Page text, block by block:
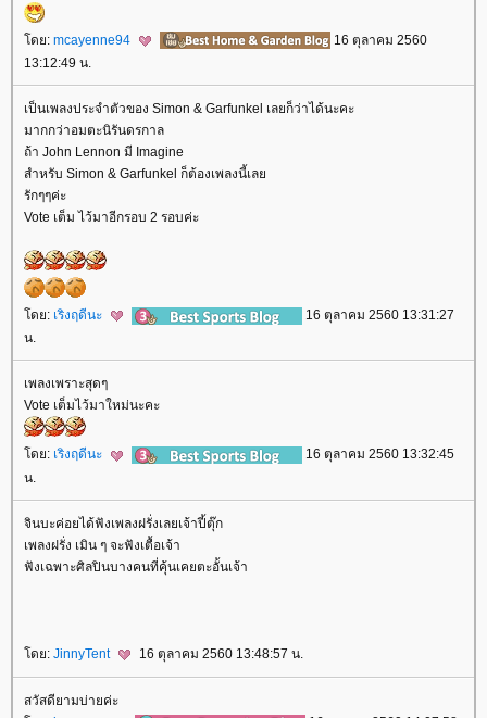
ดย: mcayenne94
16 ตุลาคม 2560
13:12:49 น.
เป็นเพลงประจำตัวของ Simon & Garfunkel เลยก็ว่าได้นะคะ
มากกว่าอมตะนิรันดรกาล
ถ้า John Lennon มี Imagine
สำหรับ Simon & Garfunkel ก็ต้องเพลงนี้เล
รักๆๆค่ะ
Vote เต็ม ไว้มาอีกรอบ 2 รอบค่ะ
ดย: เริงฤดีนะ
16 ตุลาคม 2560 13:31:27
น.
เพลงเพราะสุดๆ
Vote เต็มไว้มาใหม่นะคะ
ดย: เริงฤดีนะ
16 ตุลาคม 2560 13:32:45
น.
จินบะค่อยได้ฟังเพลงฝรั่งเลยเจ้าปี้ตุ๊ก
เพลงฝรั่ง เมิน ๆ จะฟังเตื้อเจ้า
ฟังเฉพาะศิลปินบางคนที่คุ้นเคยตะอั้นเจ้า
ดย: JinnyTent 16 ตุลาคม 2560 13:48:57 น.
สวัสดียามบ่ายค่ะ